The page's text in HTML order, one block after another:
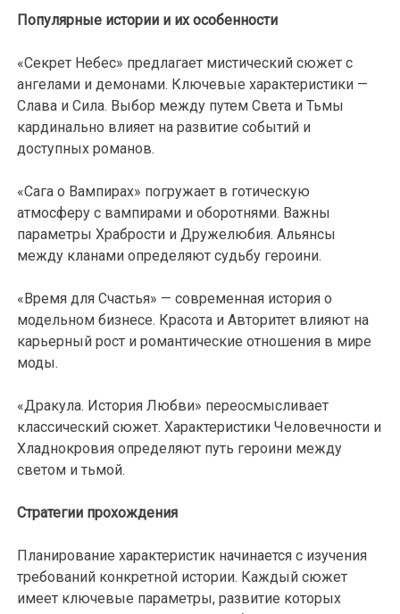
Популярные истории и их особенности
«Секрет Небес» предлагает мистический сюжет с
ангелами и демонами. Ключевые характеристики —
Слава и Сила. Выбор между путем Света и Тьмы
кардинально влияет на развитие событий и
доступных романов.
«Сага о Вампирах» погружает в готическую
атмосферу с вампирами и оборотнями. Важны
параметры Храбрости и Дружелюбия. Альянсы
между кланами определяют судьбу героини.
«Время для Счастья» — современная история о
модельном бизнесе. Красота и Авторитет влияют на
карьерный рост и романтические отношения в мире
моды.
«Дракула. История Любви» переосмысливает
классический сюжет. Характеристики Человечности и
Хладнокровия определяют путь героини между
светом и тьмой.
Стратегии прохождения
Планирование характеристик начинается с изучения
требований конкретной истории. Каждый сюжет
имеет ключевые параметры, развитие которых